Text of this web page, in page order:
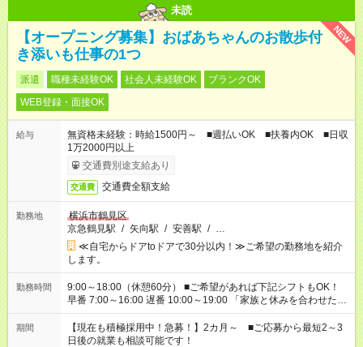
未読
NEW
【オープニング募集】おばあちゃんのお散歩付
き添いも仕事の1つ
派遣 職種未経験OK 社会人未経験OK
ブランクOK
WEB登録・面接OK
給与
無資格未経験：時給1500円～ ■週払いOK ■扶養内OK ■日収
1万2000円以上
交通費別途支給あり
交通費 交通費全額支給
勤務地
横浜市鶴見区
京急鶴見駅 / 矢向駅 / 安善駅 / …
≪自宅からドアtoドアで30分以内！≫ご希望の勤務地を紹介
します。
勤務時間
9:00～18:00（休憩60分） ■ご希望があれば下記シフトもOK！
早番 7:00～16:00 遅番 10:00～19:00 「家族と休みを合わせた
い」 「余裕を持って夕飯の準備がしたい」 「できれば残業はし
たくない」 など、ご希望を教えてくださいね。 ※Wワーク希望
の方へ 今ご覧のお仕事で希望する勤務時間と、もう1つのお仕事
期間
【現在も積極採用中！急募！】2カ月～ ■ご応募から最短2～3
日後の就業も相談可能です！